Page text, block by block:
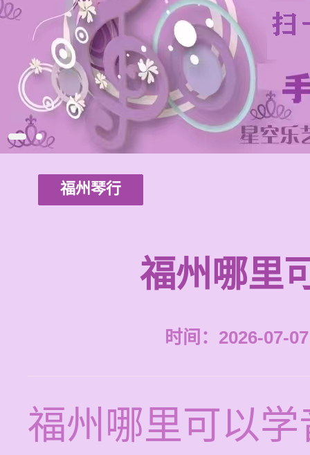
福州琴行
福州哪里
时间：2026-07-
福州哪里可以